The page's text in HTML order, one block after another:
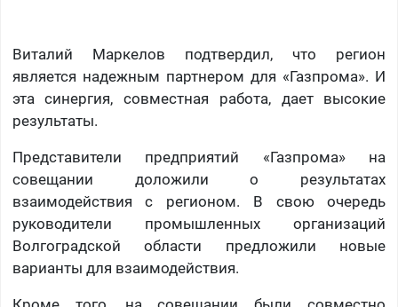
Виталий Маркелов подтвердил, что регион
является надежным партнером для «Газпрома». И
эта синергия, совместная работа, дает высокие
результаты.
Представители предприятий «Газпрома» на
совещании доложили о результатах
взаимодействия с регионом. В свою очередь
руководители промышленных организаций
Волгоградской области предложили новые
варианты для взаимодействия.